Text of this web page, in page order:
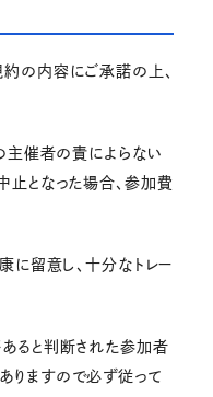
の内容にご承諾の上、
主催者の責によらない
止となった場合、参加費
に留意し、十分なトレー
ると判断された参加者
りますので必ず従って